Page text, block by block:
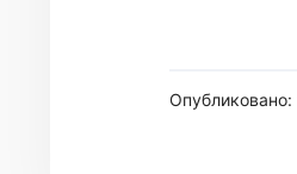
Опубликовано: